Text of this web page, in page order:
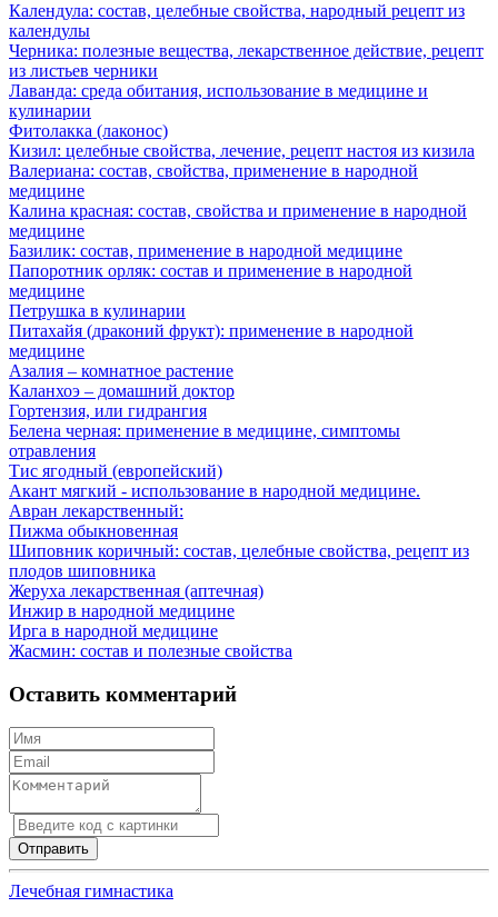
Календула: состав, целебные свойства, народный рецепт из
календулы
Черника: полезные вещества, лекарственное действие, рецепт
из листьев черники
Лаванда: среда обитания, использование в медицине и
кулинарии
Фитолакка (лаконос)
Кизил: целебные свойства, лечение, рецепт настоя из кизила
Валериана: состав, свойства, применение в народной
медицине
Калина красная: состав, свойства и применение в народной
медицине
Базилик: состав, применение в народной медицине
Папоротник орляк: состав и применение в народной
медицине
Петрушка в кулинарии
Питахайя (драконий фрукт): применение в народной
медицине
Азалия – комнатное растение
Каланхоэ – домашний доктор
Гортензия, или гидрангия
Белена черная: применение в медицине, симптомы
отравления
Тис ягодный (европейский)
Акант мягкий - использование в народной медицине.
Авран лекарственный:
Пижма обыкновенная
Шиповник коричный: состав, целебные свойства, рецепт из
плодов шиповника
Жеруха лекарственная (аптечная)
Инжир в народной медицине
Ирга в народной медицине
Жасмин: состав и полезные свойства
Оставить комментарий
Лечебная гимнастика